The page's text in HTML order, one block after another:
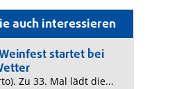
auch interessieren
startet bei
Zu 33. Mal lädt die...